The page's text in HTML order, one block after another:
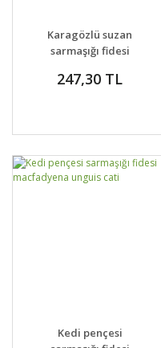
Karagözlü suzan
sarmaşığı fidesi
white
247,30 TL
Kedi pençesi